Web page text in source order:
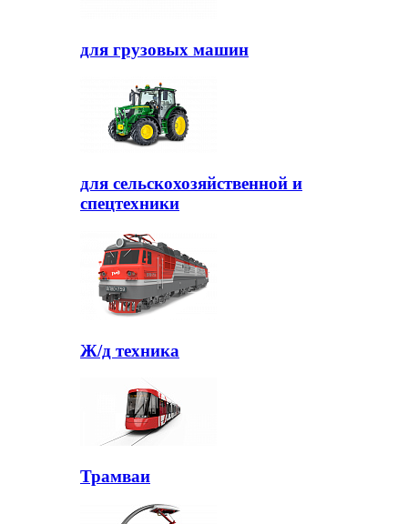
для грузовых машин
для сельскохозяйственной и
спецтехники
Ж/д техника
Трамваи